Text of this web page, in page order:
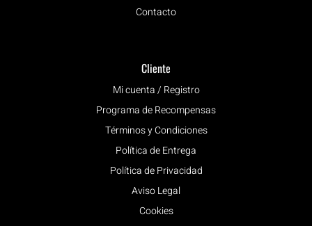
Contacto
Cliente
Mi cuenta / Registro
Programa de Recompensas
Términos y Condiciones
Política de Entrega
Política de Privacidad
Aviso Legal
Cookies